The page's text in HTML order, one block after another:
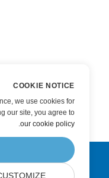
COOKIE NOTICE
we use cookies for
our site, you agree to
our cookie policy
.
CUSTOMIZE